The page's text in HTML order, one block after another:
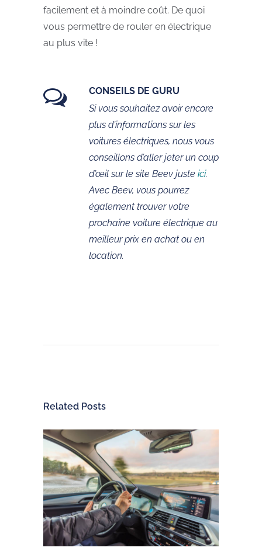
facilement et à moindre coût. De quoi
vous permettre de rouler en électrique
au plus vite !
CONSEILS DE GURU
Si vous souhaitez avoir encore
plus d’informations sur les
voitures électriques, nous vous
conseillons d’aller jeter un coup
d’œil sur le site Beev juste ici.
Avec Beev, vous pourrez
également trouver votre
prochaine voiture électrique au
meilleur prix en achat ou en
location.
Related Posts